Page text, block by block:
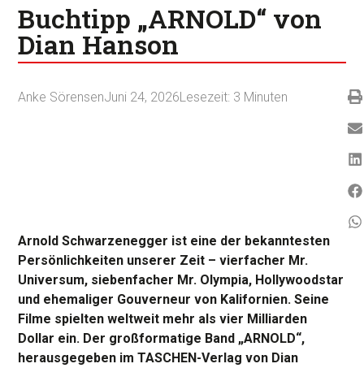
Buchtipp „ARNOLD“ von
Dian Hanson
Anke SörensenJuni 24, 2026Lesezeit: 3 Minuten
Arnold Schwarzenegger ist eine der bekanntesten
Persönlichkeiten unserer Zeit – vierfacher Mr.
Universum, siebenfacher Mr. Olympia, Hollywoodstar
und ehemaliger Gouverneur von Kalifornien. Seine
Filme spielten weltweit mehr als vier Milliarden
Dollar ein. Der großformatige Band „ARNOLD“,
herausgegeben im TASCHEN-Verlag von Dian